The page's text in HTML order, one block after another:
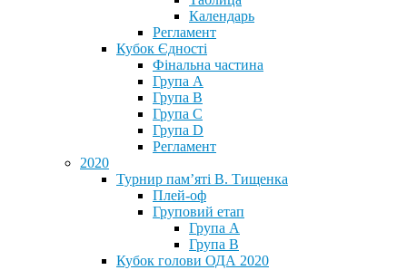
Календарь
Регламент
Кубок Єдності
Фінальна частина
Група А
Група В
Група С
Група D
Регламент
2020
Турнир пам’яті В. Тищенка
Плей-оф
Груповий етап
Група А
Група В
Кубок голови ОДА 2020